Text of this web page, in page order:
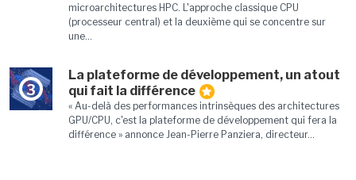
microarchitectures HPC. L'approche classique CPU
(processeur central) et la deuxième qui se concentre sur
une...
3
La plateforme de développement, un atout
qui fait la différence
« Au-delà des performances intrinsèques des architectures
GPU/CPU, c'est la plateforme de développement qui fera la
différence » annonce Jean-Pierre Panziera, directeur...